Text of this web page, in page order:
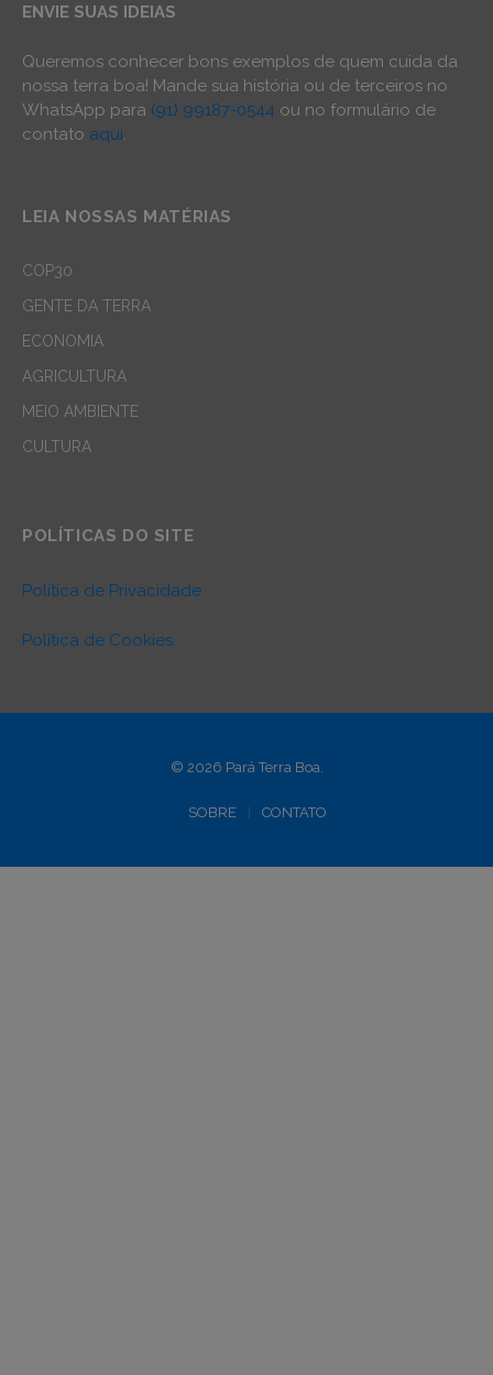
ENVIE SUAS IDEIAS
Queremos conhecer bons exemplos de quem cuida da
nossa terra boa! Mande sua história ou de terceiros no
WhatsApp para (91) 99187-0544 ou no formulário de
contato aqui.
LEIA NOSSAS MATÉRIAS
COP30
GENTE DA TERRA
ECONOMIA
AGRICULTURA
MEIO AMBIENTE
CULTURA
POLÍTICAS DO SITE
Política de Privacidade
Política de Cookies
© 2026 Pará Terra Boa.
SOBRE CONTATO